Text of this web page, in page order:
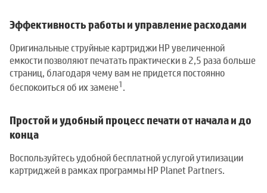
Эффективность работы и управление расходами
Оригинальные струйные картриджи HP увеличенной
емкости позволяют печатать практически в 2,5 раза больше
страниц, благодаря чему вам не придется постоянно
беспокоиться об их замене1.
Простой и удобный процесс печати от начала и до
конца
Воспользуйтесь удобной бесплатной услугой утилизации
картриджей в рамках программы HP Planet Partners.